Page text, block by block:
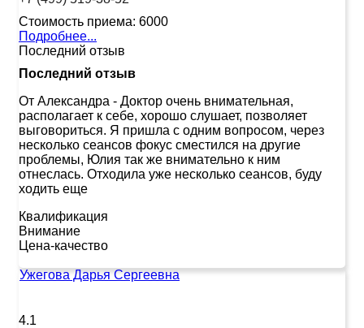
Стоимость приема: 6000
Подробнее...
Последний отзыв
Последний отзыв
От Александра - Доктор очень внимательная,
располагает к себе, хорошо слушает, позволяет
выговориться. Я пришла с одним вопросом, через
несколько сеансов фокус сместился на другие
проблемы, Юлия так же внимательно к ним
отнеслась. Отходила уже несколько сеансов, буду
ходить еще
Квалификация
Внимание
Цена-качество
Ужегова Дарья Сергеевна
4.1